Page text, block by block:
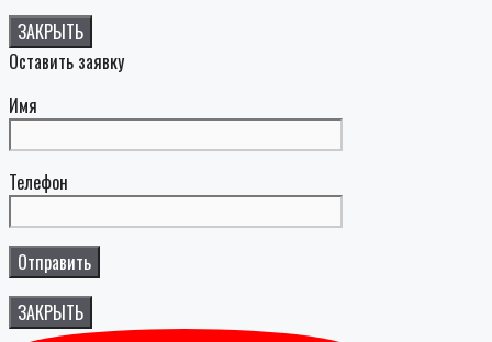
ЗАКРЫТЬ
Оставить заявку
Имя
Телефон
ЗАКРЫТЬ